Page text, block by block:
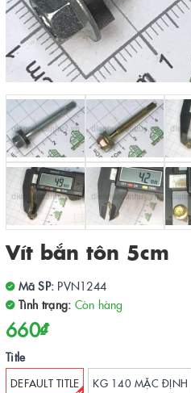
Vít bắn tôn 5cm
Mã SP: PVN1244
Tình trạng: Còn hàng
660₫
Title
DEFAULT TITLE KG 140 MẶC ĐỊNH